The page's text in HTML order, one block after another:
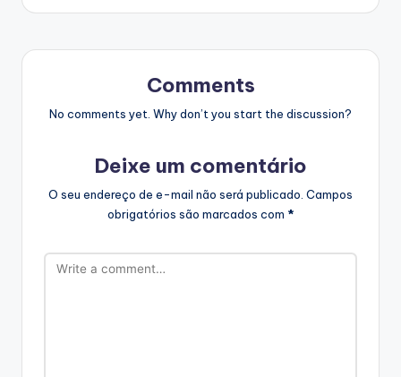
Comments
No comments yet. Why don’t you start the discussion?
Deixe um comentário
O seu endereço de e-mail não será publicado. Campos
obrigatórios são marcados com *